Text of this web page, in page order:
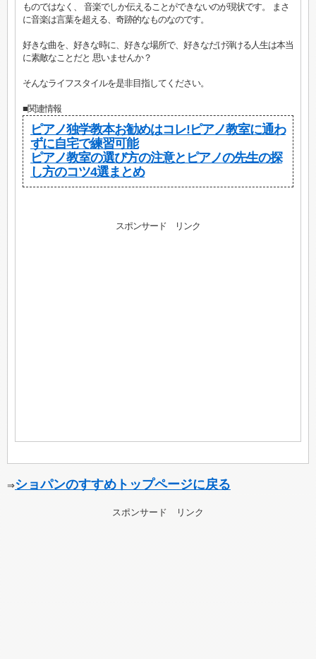
ものではなく、 音楽でしか伝えることができないのが現状です。 まさ
に音楽は言葉を超える、奇跡的なものなのです。
好きな曲を、好きな時に、好きな場所で、好きなだけ弾ける人生は本当
に素敵なことだと 思いませんか？
そんなライフスタイルを是非目指してください。
■関連情報
ピアノ独学教本お勧めはコレ!ピアノ教室に通わ
ずに自宅で練習可能
ピアノ教室の選び方の注意とピアノの先生の探
し方のコツ4選まとめ
スポンサード リンク
⇒ショパンのすすめトップページに戻る
スポンサード リンク